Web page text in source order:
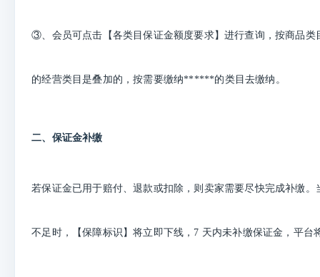
③、会员可点击【各类目保证金额度要求】进行查询，按商品类
的经营类目是叠加的，按需要缴纳******的类目去缴纳。
二、保证金补缴
若保证金已用于赔付、退款或扣除，则卖家需要尽快完成补缴。
不足时，【保障标识】将立即下线，7 天内未补缴保证金，平台